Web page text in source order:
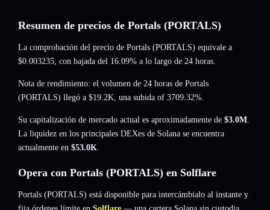
Resumen de precios de Portals (PORTALS)
La comprobación del precio de Portals (PORTALS) equivale a
$0.003235, con bajada del 16.09% a lo largo de 24 horas.
Nota de rendimiento: el volumen de 24 horas de Portals
(PORTALS) llegó a $19.2K, una subida of 3709.32%.
Su capitalización de mercado actual es aproximadamente de $3.0M.
La liquidez en los principales DEXes de Solana se encuentra
actualmente en $53.0K.
Opera con Portals (PORTALS) en Solflare
Portals (PORTALS) está disponible para intercámbialo al instante y